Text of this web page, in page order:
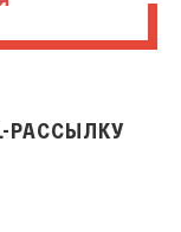
РАССЫЛКУ